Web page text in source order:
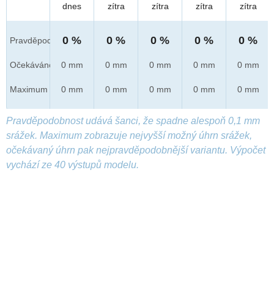
Pravděpod.
Očekáváno
Maximum
dnes
0 %
0 mm
0 mm
zítra
0 %
0 mm
0 mm
zítra
0 %
0 mm
0 mm
zítra
0 %
0 mm
0 mm
zítra
0 %
0 mm
0 mm
Pravděpodobnost udává šanci, že spadne alespoň 0,1 mm
srážek. Maximum zobrazuje nejvyšší možný úhrn srážek,
očekávaný úhrn pak nejpravděpodobnější variantu. Výpočet
vychází ze 40 výstupů modelu.